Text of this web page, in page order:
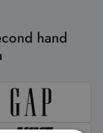
hand